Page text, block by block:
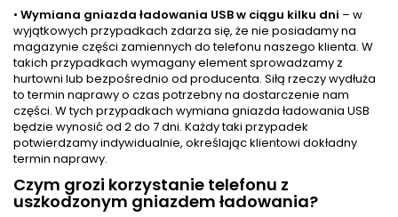
• Wymiana gniazda ładowania USB w ciągu kilku dni – w
wyjątkowych przypadkach zdarza się, że nie posiadamy na
magazynie części zamiennych do telefonu naszego klienta. W
takich przypadkach wymagany element sprowadzamy z
hurtowni lub bezpośrednio od producenta. Siłą rzeczy wydłuża
to termin naprawy o czas potrzebny na dostarczenie nam
części. W tych przypadkach wymiana gniazda ładowania USB
będzie wynosić od 2 do 7 dni. Każdy taki przypadek
potwierdzamy indywidualnie, określając klientowi dokładny
termin naprawy.
Czym grozi korzystanie telefonu z
uszkodzonym gniazdem ładowania?